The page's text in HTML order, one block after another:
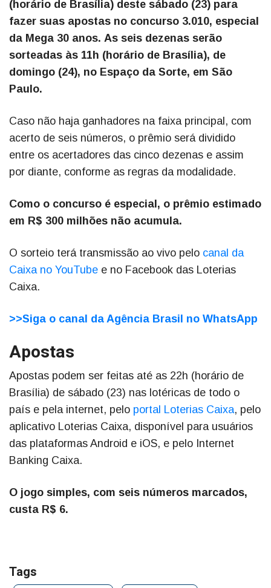
(horário de Brasília) deste sábado (23) para
fazer suas apostas no concurso 3.010, especial
da Mega 30 anos. As seis dezenas serão
sorteadas às 11h (horário de Brasília), de
domingo (24), no Espaço da Sorte, em São
Paulo.
Caso não haja ganhadores na faixa principal, com
acerto de seis números, o prêmio será dividido
entre os acertadores das cinco dezenas e assim
por diante, conforme as regras da modalidade.
Como o concurso é especial, o prêmio estimado
em R$ 300 milhões não acumula.
O sorteio terá transmissão ao vivo pelo canal da
Caixa no YouTube e no Facebook das Loterias
Caixa.
>>Siga o canal da Agência Brasil no WhatsApp
Apostas
Apostas podem ser feitas até as 22h (horário de
Brasília) de sábado (23) nas lotéricas de todo o
país e pela internet, pelo portal Loterias Caixa, pelo
aplicativo Loterias Caixa, disponível para usuários
das plataformas Android e iOS, e pelo Internet
Banking Caixa.
O jogo simples, com seis números marcados,
custa R$ 6.
Tags